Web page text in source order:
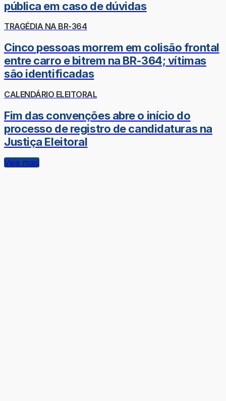
pública em caso de dúvidas
TRAGÉDIA NA BR-364
Cinco pessoas morrem em colisão frontal
entre carro e bitrem na BR-364; vítimas
são identificadas
CALENDÁRIO ELEITORAL
Fim das convenções abre o início do
processo de registro de candidaturas na
Justiça Eleitoral
Veja mais